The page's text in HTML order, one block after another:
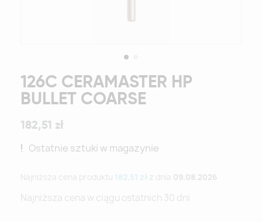
126C CERAMASTER HP
BULLET COARSE
182,51 zł
Ostatnie sztuki w magazynie
Najniższa cena produktu 182,51 zł z dnia 09.08.2026
Najniższa cena w ciągu ostatnich 30 dni